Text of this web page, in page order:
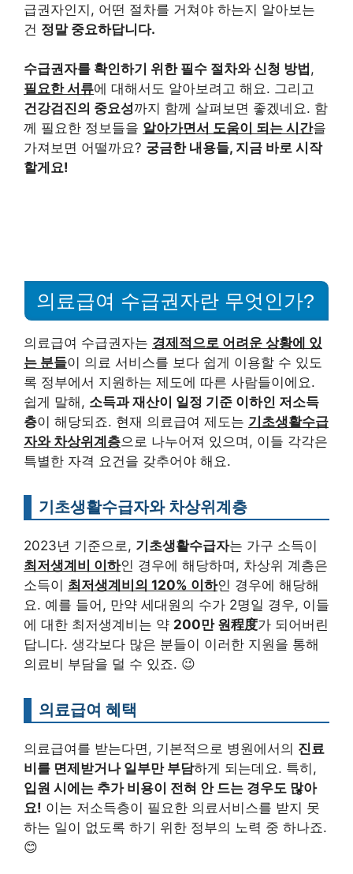
급권자인지, 어떤 절차를 거쳐야 하는지 알아보는
건 정말 중요하답니다.
수급권자를 확인하기 위한 필수 절차와 신청 방법 ,
필요한 서류에 대해서도 알아보려고 해요. 그리고
건강검진의 중요성까지 함께 살펴보면 좋겠네요. 함
께 필요한 정보들을 알아가면서 도움이 되는 시간을
가져보면 어떨까요? 궁금한 내용들, 지금 바로 시작
할게요!
의료급여 수급권자란 무엇인가?
의료급여 수급권자는 경제적으로 어려운 상황에 있
는 분들이 의료 서비스를 보다 쉽게 이용할 수 있도
록 정부에서 지원하는 제도에 따른 사람들이에요.
쉽게 말해, 소득과 재산이 일정 기준 이하인 저소득
층이 해당되죠. 현재 의료급여 제도는 기초생활수급
자와 차상위계층으로 나누어져 있으며, 이들 각각은
특별한 자격 요건을 갖추어야 해요.
기초생활수급자와 차상위계층
2023년 기준으로, 기초생활수급자는 가구 소득이
최저생계비 이하인 경우에 해당하며, 차상위 계층은
소득이 최저생계비의 120% 이하인 경우에 해당해
요. 예를 들어, 만약 세대원의 수가 2명일 경우, 이들
에 대한 최저생계비는 약 200만 원程度가 되어버린
답니다. 생각보다 많은 분들이 이러한 지원을 통해
의료비 부담을 덜 수 있죠. 😉
의료급여 혜택
의료급여를 받는다면, 기본적으로 병원에서의 진료
비를 면제받거나 일부만 부담하게 되는데요. 특히,
입원 시에는 추가 비용이 전혀 안 드는 경우도 많아
요! 이는 저소득층이 필요한 의료서비스를 받지 못
하는 일이 없도록 하기 위한 정부의 노력 중 하나죠.
😊